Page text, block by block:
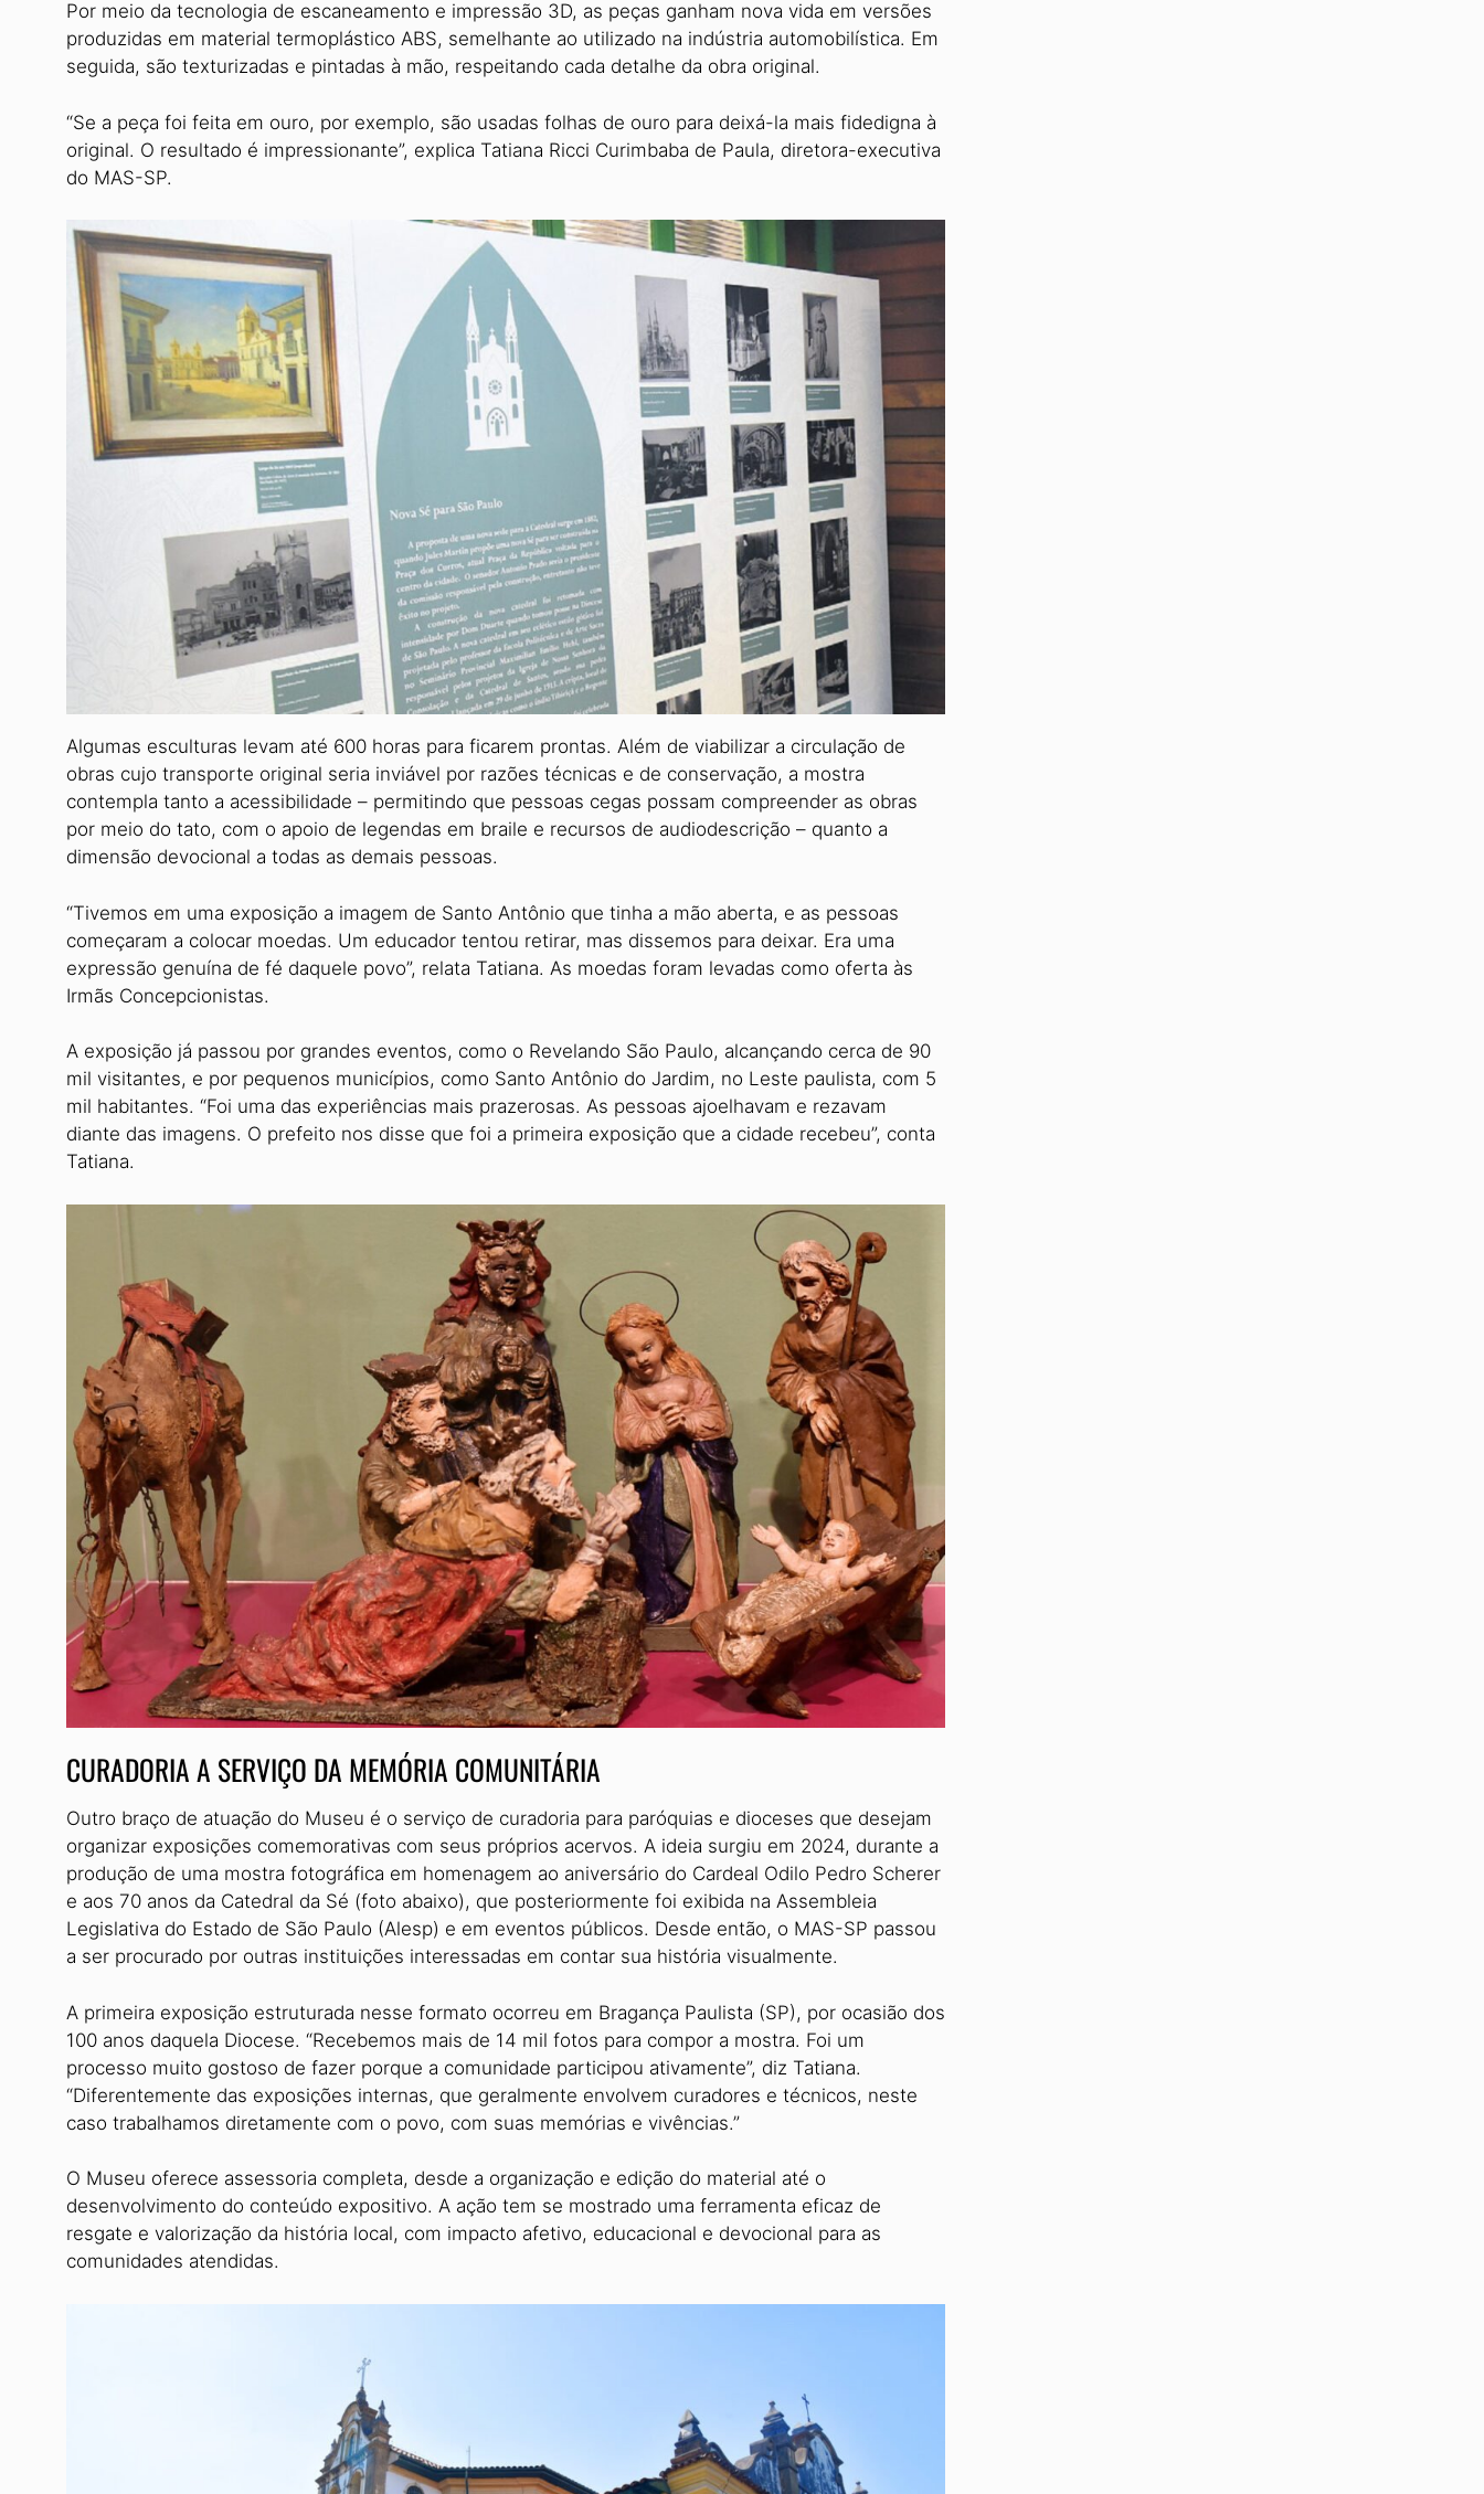
Por meio da tecnologia de escaneamento e impressão 3D, as peças ganham nova vida em versões
produzidas em material termoplástico ABS, semelhante ao utilizado na indústria automobilística. Em
seguida, são texturizadas e pintadas à mão, respeitando cada detalhe da obra original.
“Se a peça foi feita em ouro, por exemplo, são usadas folhas de ouro para deixá-la mais fidedigna à
original. O resultado é impressionante”, explica Tatiana Ricci Curimbaba de Paula, diretora-executiva
do MAS-SP.
Algumas esculturas levam até 600 horas para ficarem prontas. Além de viabilizar a circulação de
obras cujo transporte original seria inviável por razões técnicas e de conservação, a mostra
contempla tanto a acessibilidade – permitindo que pessoas cegas possam compreender as obras
por meio do tato, com o apoio de legendas em braile e recursos de audiodescrição – quanto a
dimensão devocional a todas as demais pessoas.
“Tivemos em uma exposição a imagem de Santo Antônio que tinha a mão aberta, e as pessoas
começaram a colocar moedas. Um educador tentou retirar, mas dissemos para deixar. Era uma
expressão genuína de fé daquele povo”, relata Tatiana. As moedas foram levadas como oferta às
Irmãs Concepcionistas.
A exposição já passou por grandes eventos, como o Revelando São Paulo, alcançando cerca de 90
mil visitantes, e por pequenos municípios, como Santo Antônio do Jardim, no Leste paulista, com 5
mil habitantes. “Foi uma das experiências mais prazerosas. As pessoas ajoelhavam e rezavam
diante das imagens. O prefeito nos disse que foi a primeira exposição que a cidade recebeu”, conta
Tatiana.
CURADORIA A SERVIÇO DA MEMÓRIA COMUNITÁRIA
Outro braço de atuação do Museu é o serviço de curadoria para paróquias e dioceses que desejam
organizar exposições comemorativas com seus próprios acervos. A ideia surgiu em 2024, durante a
produção de uma mostra fotográfica em homenagem ao aniversário do Cardeal Odilo Pedro Scherer
e aos 70 anos da Catedral da Sé (foto abaixo), que posteriormente foi exibida na Assembleia
Legislativa do Estado de São Paulo (Alesp) e em eventos públicos. Desde então, o MAS-SP passou
a ser procurado por outras instituições interessadas em contar sua história visualmente.
A primeira exposição estruturada nesse formato ocorreu em Bragança Paulista (SP), por ocasião dos
100 anos daquela Diocese. “Recebemos mais de 14 mil fotos para compor a mostra. Foi um
processo muito gostoso de fazer porque a comunidade participou ativamente”, diz Tatiana.
“Diferentemente das exposições internas, que geralmente envolvem curadores e técnicos, neste
caso trabalhamos diretamente com o povo, com suas memórias e vivências.”
O Museu oferece assessoria completa, desde a organização e edição do material até o
desenvolvimento do conteúdo expositivo. A ação tem se mostrado uma ferramenta eficaz de
resgate e valorização da história local, com impacto afetivo, educacional e devocional para as
comunidades atendidas.